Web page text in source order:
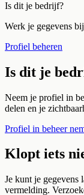
Is dit je bedrijf?
Werk je gegevens
Profiel beheren
Is dit je
Neem je profiel in
delen en je
Profiel in beheer
Klopt iets
Je kunt je gegevens
vermelding.